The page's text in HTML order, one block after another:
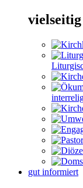
gut informiert